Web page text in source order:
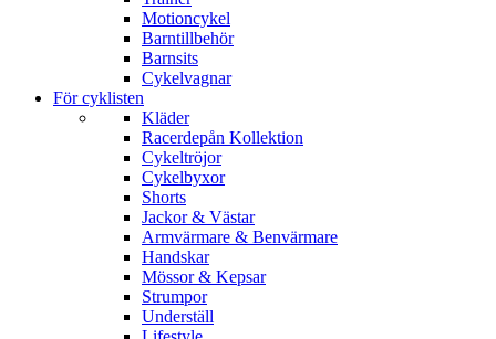
Motioncykel
Barntillbehör
Barnsits
Cykelvagnar
För cyklisten
Kläder
Racerdepån Kollektion
Cykeltröjor
Cykelbyxor
Shorts
Jackor & Västar
Armvärmare & Benvärmare
Handskar
Mössor & Kepsar
Strumpor
Underställ